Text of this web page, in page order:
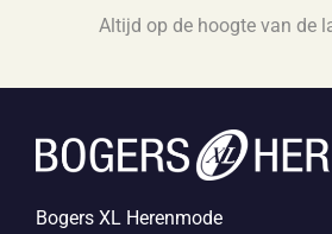
Altijd op de hoogte van de
Bogers XL Herenmode